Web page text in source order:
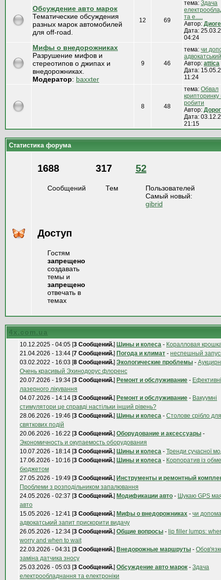
Обсуждение авто марок
Тематические обсуждения
разных марок автомобилей
для off-road.
12 69
тема: Здача
та е.....
Автор:
Дата:
04:24
Мифы о внедорожниках
Разрушение мифов и
стереотипов о джипах и
внедорожниках.
Модератор: baxxter
9 46
тема: чи
Автор: attica
Дата:
11:24
8 48
тема: Обвал
робити
Автор:
Дата:
21:15
Статистика форума
1688
Сообщений
317
Тем
52
Пользователей
Самый новый:
gibrid
Доступ
Гостям
запрещено
создавать
темы и
запрещено
отвечать в
темах
4x.com.ua
10.12.2025 - 04:05 [3 Сообщений.] Шины и колеса - Коралловая
21.04.2026 - 13:44 [7 Сообщений.] Погода и климат - неспешный
03.02.2022 - 16:03 [8 Сообщений.] Экологические проблемы -
Очень красивый Эхинодорус флоренс
20.07.2026 - 19:34 [3 Сообщений.] Ремонт и обслуживание -
лазерного лікування
04.07.2026 - 14:14 [3 Сообщений.] Ремонт и обслуживание - Вакуумні
стимулятори це справді настільки інший рівень?
28.06.2026 - 19:46 [3 Сообщений.] Шины и колеса - Столове срібло для
святкових подій
20.06.2026 - 16:22 [3 Сообщений.] Оборудование и аксессуары -
Экономичность и окупаемость оборудования
10.07.2026 - 18:14 [3 Сообщений.] Шины и колеса - Тренди сучасної
17.06.2026 - 10:16 [3 Сообщений.] Шины и колеса - Корпоратив із
бюджетом
27.05.2026 - 19:49 [3 Сообщений.] Инструменты и ремонтный
Проблеми з розподільником запалювання
24.05.2026 - 02:37 [3 Сообщений.] Модификации авто - Шукаю GPS
авто
15.05.2026 - 12:41 [3 Сообщений.] Мифы о внедорожниках - чи
адвокатський запит прискорити видачу
26.05.2026 - 12:34 [3 Сообщений.] Общие вопросы - lip filler lumps:
worry and when to wait
22.03.2026 - 04:31 [3 Сообщений.] Внедорожные маршруты -
заміна датчика зносу
25.03.2026 - 05:03 [3 Сообщений.] Обсуждение авто марок - Здача
електрообладнання та електроніки